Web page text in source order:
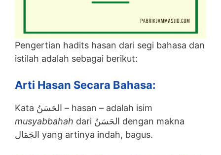
Pengertian hadits hasan dari segi bahasa dan
istilah adalah sebagai berikut:
Arti Hasan Secara Bahasa:
Kata الحَسَنُ – hasan – adalah isim
musyabbahah dari الحَسَنُ dengan makna
الجَمَال yang artinya indah, bagus.